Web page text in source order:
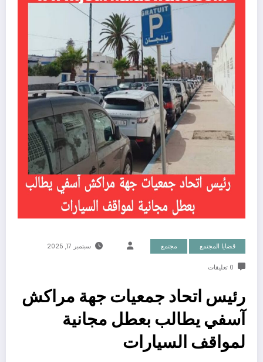
قضايا المجتمع مجتمع سبتمبر 17, 2025
0 تعليقات
رئيس اتحاد جمعيات جهة مراكش
آسفي يطالب بعطل مجانية
لمواقف السيارات